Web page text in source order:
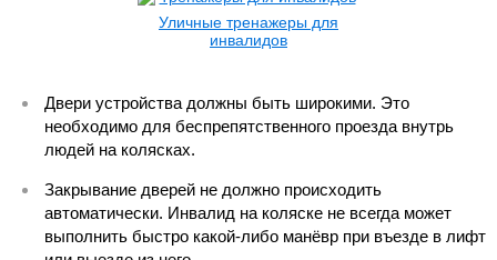
Уличные тренажеры для
инвалидов
Двери устройства должны быть широкими. Это
необходимо для беспрепятственного проезда внутрь
людей на колясках.
Закрывание дверей не должно происходить
автоматически. Инвалид на коляске не всегда может
выполнить быстро какой-либо манёвр при въезде в лифт